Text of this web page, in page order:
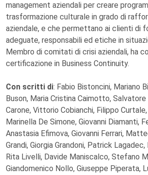
management aziendali per creare
trasformazione culturale in grado di
aziendale, e che permettano ai clienti di
adeguate, responsabili ed etiche in
Membro di comitati di crisi aziendali, ha
certificazione in Business Continuity.
Con scritti di: Fabio Bistoncini, Mariano
Buson, Maria Cristina Caimotto,
Carone, Vittorio Cobianchi, Filippo
Marinella De Simone, Giovanni Diamanti,
Anastasia Efimova, Giovanni Ferrari,
Grandi, Giorgia Grandoni, Patrick
Rita Livelli, Davide Maniscalco, Stefano
Giandomenico Nollo, Giuseppe Piperata,